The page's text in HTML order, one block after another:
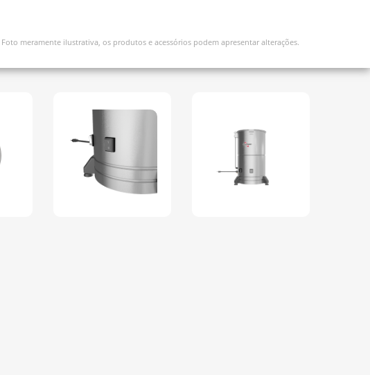
Foto meramente ilustrativa, os produtos e acessórios podem apresentar alterações.